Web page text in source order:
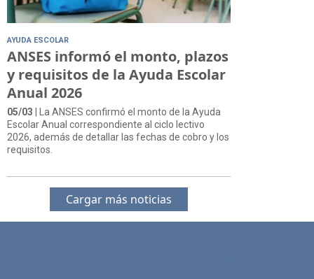
AYUDA ESCOLAR
ANSES informó el monto, plazos
y requisitos de la Ayuda Escolar
Anual 2026
05/03 | La ANSES confirmó el monto de la Ayuda
Escolar Anual correspondiente al ciclo lectivo
2026, además de detallar las fechas de cobro y los
requisitos.
Cargar más noticias